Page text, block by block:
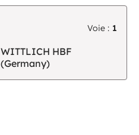
Voie : 1
WITTLICH HBF
(Germany)